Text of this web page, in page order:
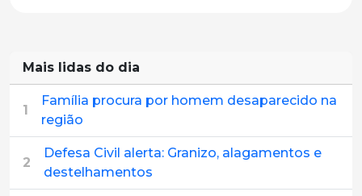
Mais lidas do dia
1
Família procura por homem desaparecido na
região
2
Defesa Civil alerta: Granizo, alagamentos e
destelhamentos